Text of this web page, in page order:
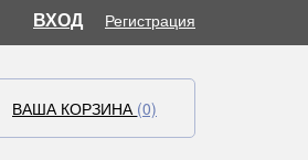
ВХОД Регистрация
ВАША КОРЗИНА (0)